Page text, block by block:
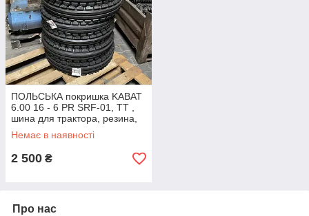
ПОЛЬСЬКА покришка KABAT
6.00 16 - 6 PR SRF-01, TT ,
шина для трактора, резина,
колесо
Немає в наявності
2 500 ₴
Про нас